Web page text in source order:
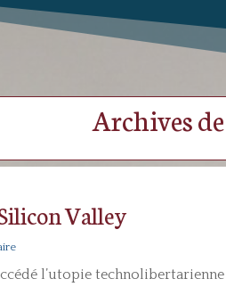
Archives
Valley
l’utopie